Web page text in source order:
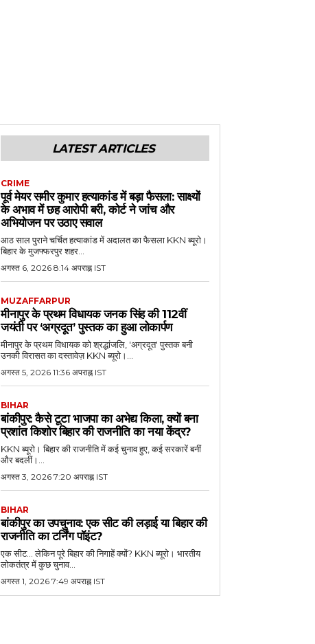
LATEST ARTICLES
CRIME
पूर्व मेयर समीर कुमार हत्याकांड में बड़ा फैसला: साक्ष्यों
के अभाव में छह आरोपी बरी, कोर्ट ने जांच और
अभियोजन पर उठाए सवाल
आठ साल पुराने चर्चित हत्याकांड में अदालत का फैसला KKN ब्यूरो।
बिहार के मुजफ्फरपुर शहर...
अगस्त 6, 2026 8:14 अपराह्न IST
MUZAFFARPUR
मीनापुर के प्रथम विधायक जनक सिंह की 112वीं
जयंती पर ‘अग्रदूत’ पुस्तक का हुआ लोकार्पण
मीनापुर के प्रथम विधायक को श्रद्धांजलि, 'अग्रदूत' पुस्तक बनी
उनकी विरासत का दस्तावेज़ KKN ब्यूरो।...
अगस्त 5, 2026 11:36 अपराह्न IST
BIHAR
बांकीपुर: कैसे टूटा भाजपा का अभेद्य किला, क्यों बना
प्रशांत किशोर बिहार की राजनीति का नया केंद्र?
KKN ब्यूरो। बिहार की राजनीति में कई चुनाव हुए, कई सरकारें बनीं
और बदलीं।...
अगस्त 3, 2026 7:20 अपराह्न IST
BIHAR
बांकीपुर का उपचुनाव: एक सीट की लड़ाई या बिहार की
राजनीति का टर्निंग पॉइंट?
एक सीट... लेकिन पूरे बिहार की निगाहें क्यों? KKN ब्यूरो। भारतीय
लोकतंत्र में कुछ चुनाव...
अगस्त 1, 2026 7:49 अपराह्न IST